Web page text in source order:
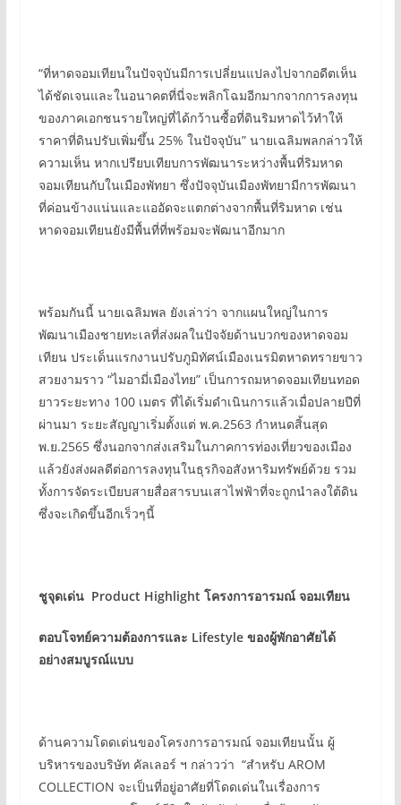
“ที่หาดจอมเทียนในปัจจุบันมีการเปลี่ยนแปลงไปจากอดีตเห็น
ได้ชัดเจนและในอนาคตที่นี่จะพลิกโฉมอีกมากจากการลงทุน
ของภาคเอกชนรายใหญ่ที่ได้กว้านซื้อที่ดินริมหาดไว้ทำให้
ราคาที่ดินปรับเพิ่มขึ้น 25% ในปัจจุบัน” นายเฉลิมพลกล่าวให้
ความเห็น หากเปรียบเทียบการพัฒนาระหว่างพื้นที่ริมหาด
จอมเทียนกับในเมืองพัทยา ซึ่งปัจจุบันเมืองพัทยามีการพัฒนา
ที่ค่อนข้างแน่นและแออัดจะแตกต่างจากพื้นที่ริมหาด เช่น
หาดจอมเทียนยังมีพื้นที่ที่พร้อมจะพัฒนาอีกมาก
พร้อมกันนี้ นายเฉลิมพล ยังเล่าว่า จากแผนใหญ่ในการ
พัฒนาเมืองชายทะเลที่ส่งผลในปัจจัยด้านบวกของหาดจอม
เทียน ประเด็นแรกงานปรับภูมิทัศน์เมืองเนรมิตหาดทรายขาว
สวยงามราว “ไมอามี่เมืองไทย” เป็นการถมหาดจอมเทียนทอด
ยาวระยะทาง 100 เมตร ที่ได้เริ่มดำเนินการแล้วเมื่อปลายปีที่
ผ่านมา ระยะสัญญาเริ่มตั้งแต่ พ.ค.2563 กำหนดสิ้นสุด
พ.ย.2565 ซึ่งนอกจากส่งเสริมในภาคการท่องเที่ยวของเมือง
แล้วยังส่งผลดีต่อการลงทุนในธุรกิจอสังหาริมทรัพย์ด้วย รวม
ทั้งการจัดระเบียบสายสื่อสารบนเสาไฟฟ้าที่จะถูกนำลงใต้ดิน
ซึ่งจะเกิดขึ้นอีกเร็วๆนี้
ชูจุดเด่น Product Highlight โครงการอารมณ์ จอมเทียน
ตอบโจทย์ความต้องการและ Lifestyle ของผู้พักอาศัยได้
อย่างสมบูรณ์แบบ
ด้านความโดดเด่นของโครงการอารมณ์ จอมเทียนนั้น ผู้
บริหารของบริษัท คัลเลอร์ ฯ กล่าวว่า “สำหรับ AROM
COLLECTION จะเป็นที่อยู่อาศัยที่โดดเด่นในเรื่องการ